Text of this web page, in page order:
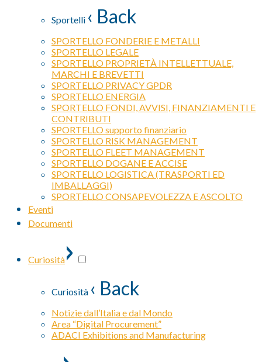
Sportelli ‹ Back
SPORTELLO FONDERIE E METALLI
SPORTELLO LEGALE
SPORTELLO PROPRIETÀ INTELLETTUALE,
MARCHI E BREVETTI
SPORTELLO PRIVACY GPDR
SPORTELLO ENERGIA
SPORTELLO FONDI, AVVISI, FINANZIAMENTI E
CONTRIBUTI
SPORTELLO supporto finanziario
SPORTELLO RISK MANAGEMENT
SPORTELLO FLEET MANAGEMENT
SPORTELLO DOGANE E ACCISE
SPORTELLO LOGISTICA (TRASPORTI ED
IMBALLAGGI)
SPORTELLO CONSAPEVOLEZZA E ASCOLTO
Eventi
Documenti
Curiosità›
Curiosità ‹ Back
Notizie dall’Italia e dal Mondo
Area “Digital Procurement”
ADACI Exhibitions and Manufacturing